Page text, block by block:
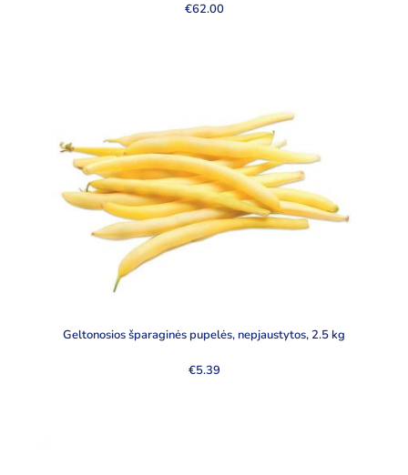
€62.00
Geltonosios šparaginės pupelės, nepjaustytos, 2.5 kg
€5.39